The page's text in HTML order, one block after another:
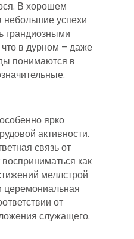
В хорошем
небольшие успехи
грандиозными
в дурном – даже
понимаются в
ярко
активности.
связь от
как
меллстрой
церемониальная
от
служащего.